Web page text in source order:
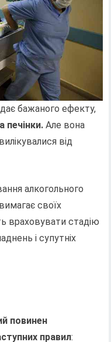
дає бажаного ефекту,
печінки. Але вона
від
алкогольного
своїх
враховувати стадію
і супутніх
повинен
правил: